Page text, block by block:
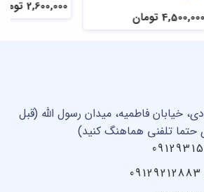
4,500,000 تومان
خیابان فاطمیه، میدان رسول الله (قبل
حتما تلفنی هماهنگ کنید)
09129212883